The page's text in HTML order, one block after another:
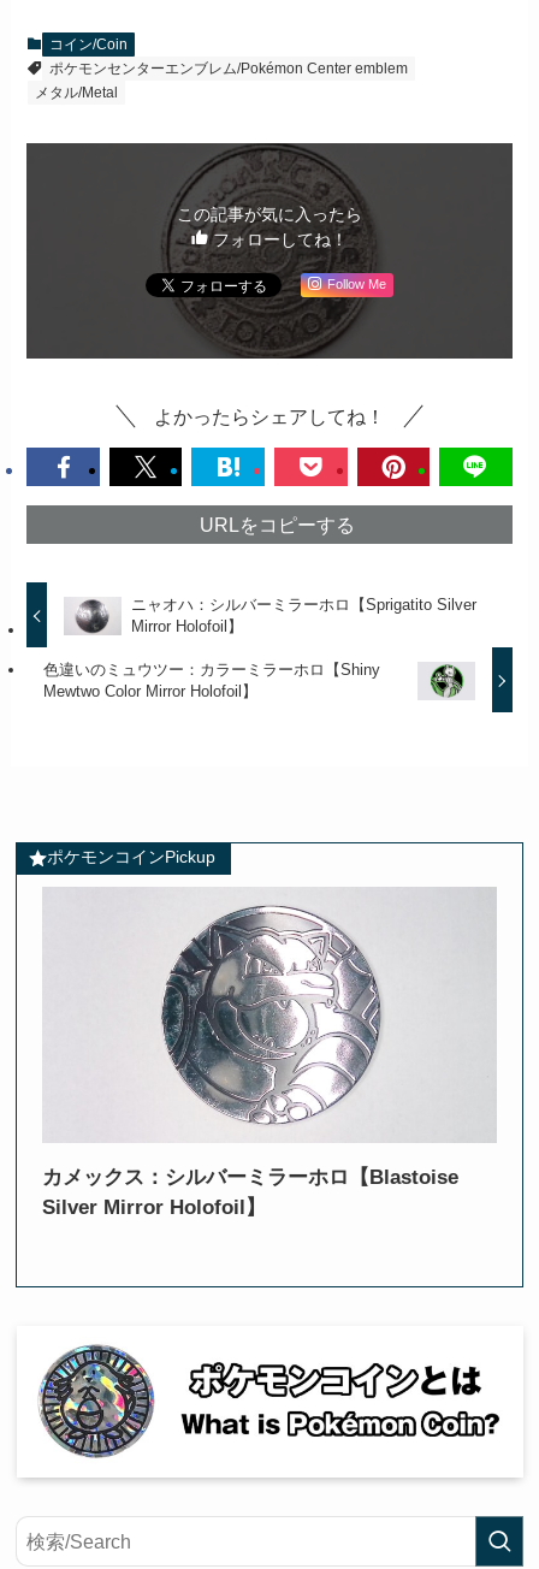
コイン/Coin
ポケモンセンターエンブレム/Pokémon Center emblem
メタル/Metal
この記事が気に入ったら
フォローしてね！
Follow Me
よかったらシェアしてね！
URLをコピーする
ニャオハ：シルバーミラーホロ【Sprigatito Silver
Mirror Holofoil】
色違いのミュウツー：カラーミラーホロ【Shiny
Mewtwo Color Mirror Holofoil】
ポケモンコインPickup
カメックス：シルバーミラーホロ【Blastoise
Silver Mirror Holofoil】